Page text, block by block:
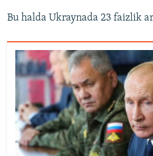
Bu halda Ukraynada 23 faizlik